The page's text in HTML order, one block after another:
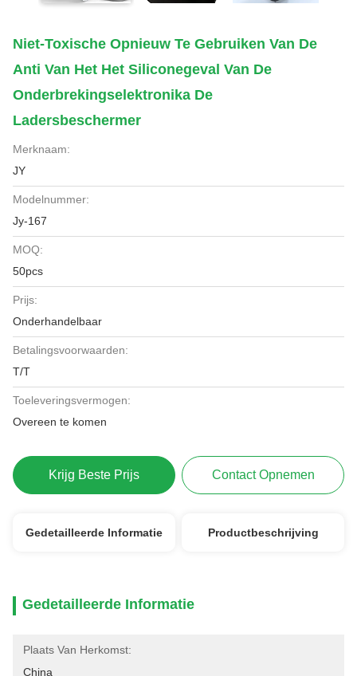
Niet-Toxische Opnieuw Te Gebruiken Van De
Anti Van Het Het Siliconegeval Van De
Onderbrekingselektronika De
Ladersbeschermer
Merknaam:
JY
Modelnummer:
Jy-167
MOQ:
50pcs
Prijs:
Onderhandelbaar
Betalingsvoorwaarden:
T/T
Toeleveringsvermogen:
Overeen te komen
Krijg Beste Prijs Contact Opnemen
Gedetailleerde Informatie Productbeschrijving
Gedetailleerde Informatie
Plaats Van Herkomst:
China